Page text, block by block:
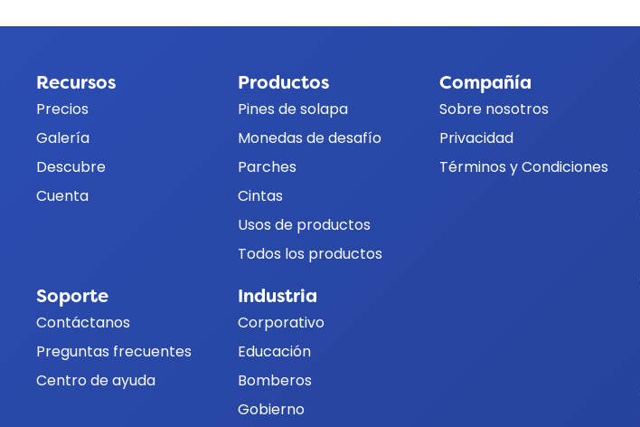
Recursos
Precios
Galería
Descubre
Cuenta
Productos
Pines de solapa
Monedas de desafío
Parches
Cintas
Usos de productos
Todos los productos
Compañía
Sobre nosotros
Privacidad
Términos y Condiciones
Soporte
Contáctanos
Preguntas frecuentes
Centro de ayuda
Industria
Corporativo
Educación
Bomberos
Gobierno